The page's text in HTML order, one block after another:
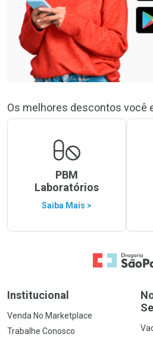
Os melhores descontos você
PBM
Laboratórios
Saiba Mais >
Ir para a Home
Institucional
Venda No Marketplace
Trabalhe Conosco